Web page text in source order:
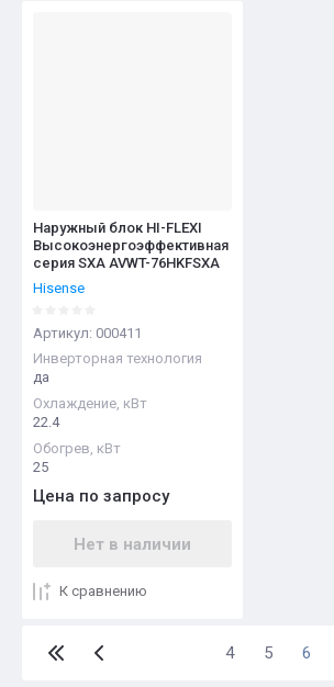
Наружный блок HI-FLEXI
Высокоэнергоэффективная
серия SXA AVWT-76HKFSXA
Hisense
Артикул: 000411
Инверторная технология
да
Охлаждение, кВт
22.4
Обогрев, кВт
25
Цена по запросу
Нет в наличии
К сравнению
4 5 6